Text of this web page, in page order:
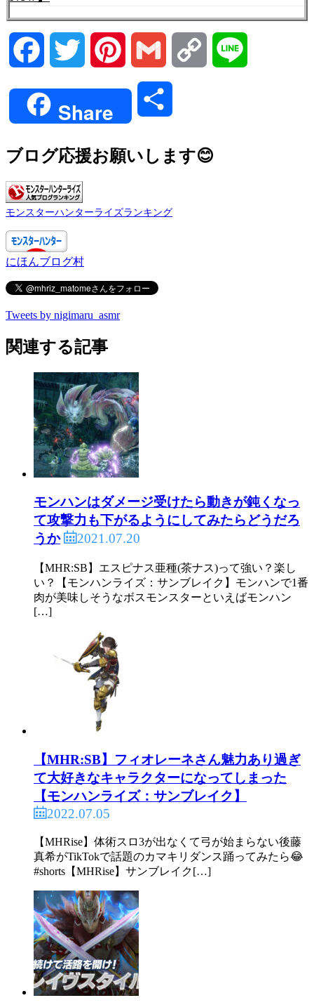
Facebook Twitter Pinterest Gmail Copy
Share
ブログ応援お願いします😊
モンスターハンターライズランキング
にほんブログ村
Tweets by nigimaru_asmr
関連する記事
モンハンはダメージ受けたら動きが鈍くなっ
て攻撃力も下がるようにしてみたらどうだろ
うか
2021.07.20
【MHR:SB】エスピナス亜種(茶ナス)って強い？楽し
い？【モンハンライズ：サンブレイク】モンハンで1番
肉が美味しそうなボスモンスターといえばモンハン
[…]
【MHR:SB】フィオレーネさん魅力あり過ぎ
て大好きなキャラクターになってしまった
【モンハンライズ：サンブレイク】
2022.07.05
【MHRise】体術スロ3が出なくて弓が始まらない後藤
真希がTikTokで話題のカマキリダンス踊ってみたら😂
#shorts【MHRise】サンブレイク[…]